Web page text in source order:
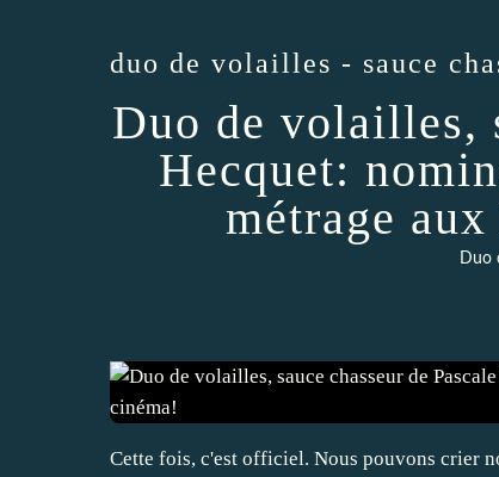
duo de volailles - sauce
Duo de volailles,
Hecquet:
métrage
Duo
Cette fois, c'est officiel. Nous pouvons crier